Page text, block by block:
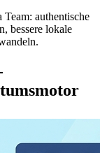
authentische
bessere lokale